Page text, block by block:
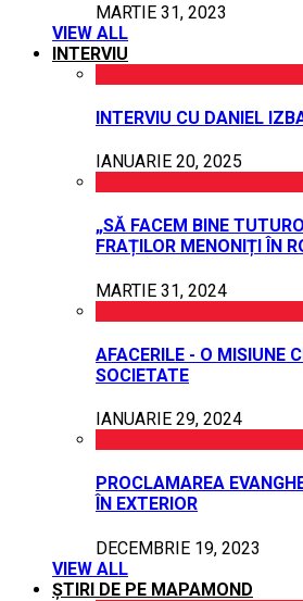
MARTIE 31, 2023
VIEW ALL
INTERVIU
INTERVIU CU DANIEL
IANUARIE 20, 2025
„SĂ FACEM BINE
FRAȚILOR MENONIȚI ÎN
MARTIE 31, 2024
AFACERILE - O MISIUNE
SOCIETATE
IANUARIE 29, 2024
PROCLAMAREA
ÎN EXTERIOR
DECEMBRIE 19, 2023
VIEW ALL
ȘTIRI DE PE MAPAMOND